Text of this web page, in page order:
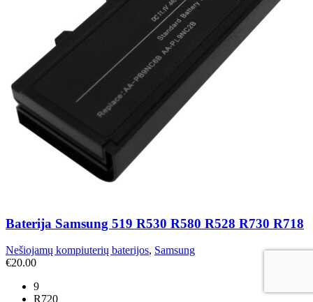
Baterija Samsung 519 R530 R580 R528 R730 R718
Nešiojamų kompiuterių baterijos, Samsung
€20.00
9
R720